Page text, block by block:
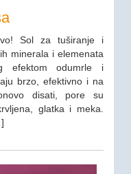
Sol za tuširanje i
minerala i elemenata
efektom odumrle i
brzo, efektivno i na
disati, pore su
glatka i meka.